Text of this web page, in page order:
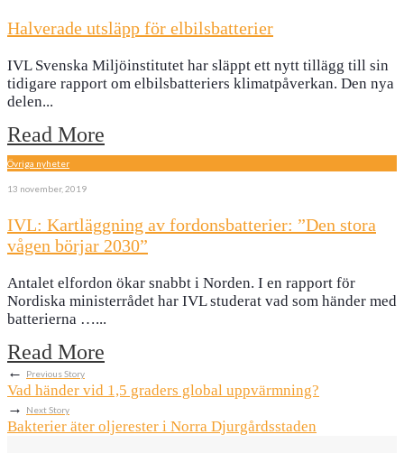
Halverade utsläpp för elbilsbatterier
IVL Svenska Miljöinstitutet har släppt ett nytt tillägg till sin
tidigare rapport om elbilsbatteriers klimatpåverkan. Den nya
delen...
Read More
Övriga nyheter
13 november, 2019
IVL: Kartläggning av fordonsbatterier: ”Den stora
vågen börjar 2030”
Antalet elfordon ökar snabbt i Norden. I en rapport för
Nordiska ministerrådet har IVL studerat vad som händer med
batterierna …...
Read More
← Previous Story
Vad händer vid 1,5 graders global uppvärmning?
→
Next Story
Bakterier äter oljerester i Norra Djurgårdsstaden